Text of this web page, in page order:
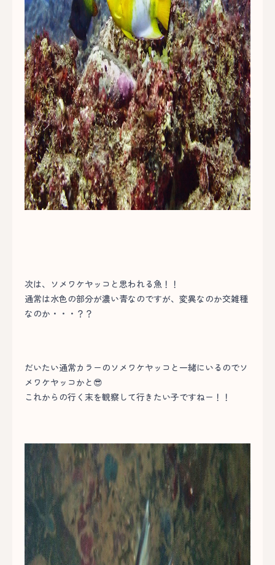
次は、ソメワケヤッコと思われる魚！！
通常は水色の部分が濃い青なのですが、変異なのか交雑種
なのか・・・？？
だいたい通常カラーのソメワケヤッコと一緒にいるのでソ
メワケヤッコかと😎
これからの行く末を観察して行きたい子ですねー！！